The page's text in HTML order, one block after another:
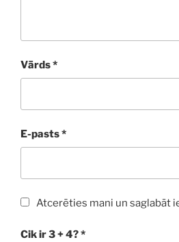
Vārds*
E-pasts*
Atcerēties mani un saglabāt
Cik ir 3 + 4?*